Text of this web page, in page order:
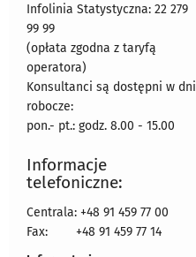
Infolinia Statystyczna: 22 279
99 99
(opłata zgodna z taryfą
operatora)
Konsultanci są dostępni w dni
robocze:
pon.- pt.: godz. 8.00 - 15.00
Informacje
telefoniczne:
Centrala: +48 91 459 77 00
Fax:
+48 91 459 77 14